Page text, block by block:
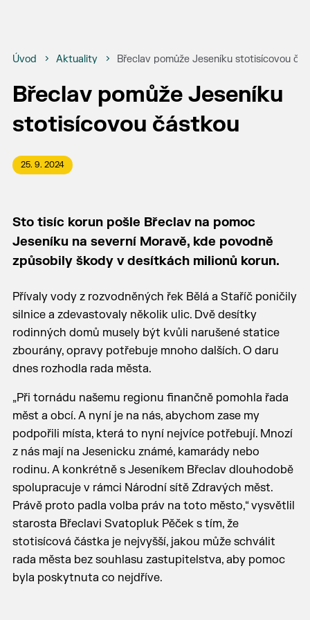
Úvod Aktuality Břeclav pomůže Jeseníku stotisícovou
Břeclav pomůže Jeseníku
stotisícovou částkou
25. 9. 2024
Sto tisíc korun pošle Břeclav na pomoc
Jeseníku na severní Moravě, kde povodně
způsobily škody v desítkách milionů korun.
Přívaly vody z rozvodněných řek Bělá a Staříč poničily
silnice a zdevastovaly několik ulic. Dvě desítky
rodinných domů musely být kvůli narušené statice
zbourány, opravy potřebuje mnoho dalších. O daru
dnes rozhodla rada města.
„Při tornádu našemu regionu finančně pomohla řada
měst a obcí. A nyní je na nás, abychom zase my
podpořili místa, která to nyní nejvíce potřebují. Mnozí
z nás mají na Jesenicku známé, kamarády nebo
rodinu. A konkrétně s Jeseníkem Břeclav dlouhodobě
spolupracuje v rámci Národní sítě Zdravých měst.
Právě proto padla volba práv na toto město,“ vysvětlil
starosta Břeclavi Svatopluk Pěček s tím, že
stotisícová částka je nejvyšší, jakou může schválit
rada města bez souhlasu zastupitelstva, aby pomoc
byla poskytnuta co nejdříve.